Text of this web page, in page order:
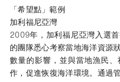
「希望點」範例
加利福尼亞灣
2009年，加利福尼亞灣入選
的團隊悉心考察當地海洋資源
數量的影響，並與當地漁民
作，促進恢復海洋環境。通過